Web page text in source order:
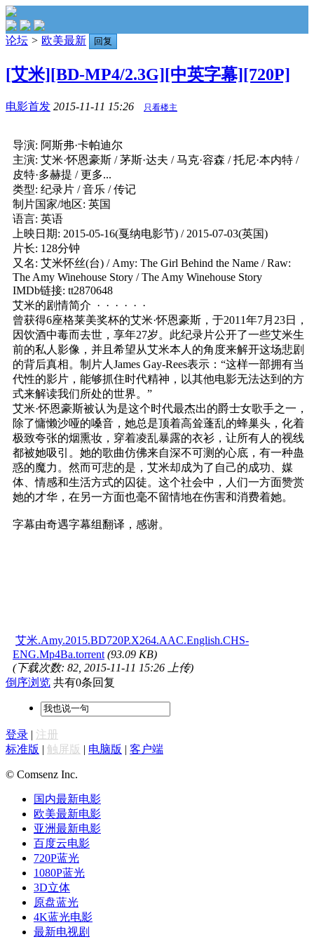
论坛 > 欧美最新 回复
[艾米][BD-MP4/2.3G][中英字幕][720P]
电影首发 2015-11-11 15:26 只看楼主
导演: 阿斯弗·卡帕迪尔
主演: 艾米·怀恩豪斯 / 茅斯·达夫 / 马克·容森 / 托尼·本内特 /
皮特·多赫提 / 更多...
类型: 纪录片 / 音乐 / 传记
制片国家/地区: 英国
语言: 英语
上映日期: 2015-05-16(戛纳电影节) / 2015-07-03(英国)
片长: 128分钟
又名: 艾米怀丝(台) / Amy: The Girl Behind the Name / Raw:
The Amy Winehouse Story / The Amy Winehouse Story
IMDb链接: tt2870648
艾米的剧情简介 · · · · · ·
曾获得6座格莱美奖杯的艾米·怀恩豪斯，于2011年7月23日，
因饮酒中毒而去世，享年27岁。此纪录片公开了一些艾米生
前的私人影像，并且希望从艾米本人的角度来解开这场悲剧
的背后真相。制片人James Gay-Rees表示：“这样一部拥有当
代性的影片，能够抓住时代精神，以其他电影无法达到的方
式来解读我们所处的世界。”
艾米·怀恩豪斯被认为是这个时代最杰出的爵士女歌手之一，
除了慵懒沙哑的嗓音，她总是顶着高耸蓬乱的蜂巢头，化着
极致夸张的烟熏妆，穿着凌乱暴露的衣衫，让所有人的视线
都被她吸引。她的歌曲仿佛来自深不可测的心底，有一种蛊
惑的魔力。然而可悲的是，艾米却成为了自己的成功、媒
体、情感和生活方式的囚徒。这个社会中，人们一方面赞赏
她的才华，在另一方面也毫不留情地在伤害和消费着她。
字幕由奇遇字幕组翻译，感谢。
艾米.Amy.2015.BD720P.X264.AAC.English.CHS-
ENG.Mp4Ba.torrent (93.09 KB)
(下载次数: 82, 2015-11-11 15:26 上传)
倒序浏览 共有0条回复
登录 | 注册
标准版 | 触屏版 | 电脑版 | 客户端
© Comsenz Inc.
国内最新电影
欧美最新电影
亚洲最新电影
百度云电影
720P蓝光
1080P蓝光
3D立体
原盘蓝光
4K蓝光电影
最新电视剧